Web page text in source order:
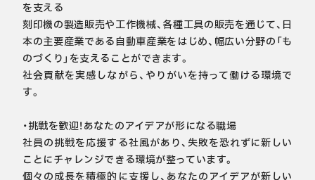
を支える
刻印機の製造販売や工作機械、各種工具の販売を通じて、日
本の主要産業である自動車産業をはじめ、幅広い分野の「も
のづくり」を支えることができます。
社会貢献を実感しながら、やりがいを持って働ける環境で
す。
・挑戦を歓迎！あなたのアイデアが形になる職場
社員の挑戦を応援する社風があり、失敗を恐れずに新しい
ことにチャレンジできる環境が整っています。
個々の成長を積極的に支援し、あなたのアイデアが新しい